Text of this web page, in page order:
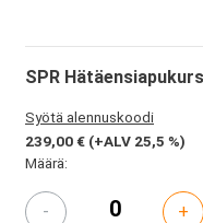
SPR
Syötä alennuskoodi
239,00 € (+ALV 25,5 %)
Määrä:
- +